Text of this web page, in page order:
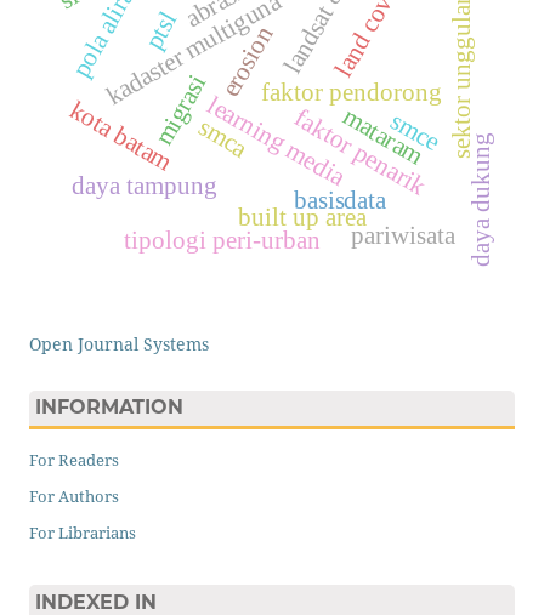
learning media
basisdata
migrasi faktor pendorong
faktor penarik
kota batam sektor unggulan
kadaster multiguna
ptsl land cover
built up area daya dukung
daya tampung
tipologi peri-urban pariwisata
landsat 8
pola aliran erosion
mataram
smce
smca
Open Journal Systems
INFORMATION
For Readers
For Authors
For Librarians
INDEXED IN